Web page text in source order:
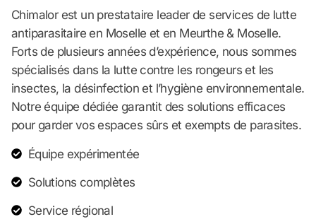
Chimalor est un prestataire leader de services de lutte
antiparasitaire en Moselle et en Meurthe & Moselle.
Forts de plusieurs années d’expérience, nous sommes
spécialisés dans la lutte contre les rongeurs et les
insectes, la désinfection et l’hygiène environnementale.
Notre équipe dédiée garantit des solutions efficaces
pour garder vos espaces sûrs et exempts de parasites.
Équipe expérimentée
Solutions complètes
Service régional